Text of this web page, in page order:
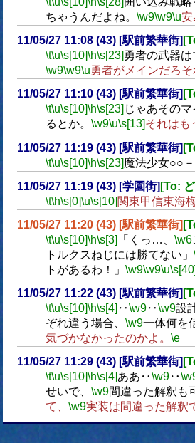
ちゃうんだよね。 \w9\w9\u安
11/05/27 11:08 (43) [駅前繁華街]
\t\u\s[10]\h\s[23] 勇者の武器
\w9\w9\u勇者がメインだろそ
11/05/27 11:10 (43) [駅前繁華街]
\t\u\s[10]\h\s[23] じゃあその
るとか。 \w9\u\s[13]それはも
11/05/27 11:19 (43) [駅前繁華街]
\t\u\s[10]\h\s[23]魔法少女○○－
11/05/27 11:19 (43) [学園街] [To:
\t\h\s[0]\u\s[10]関東甲信東海
11/05/27 11:20 (43) [駅前繁華街]
\t\u\s[10]\h\s[3] 「くっ…、 \w6
トルクスねじには勝てない」
トがあるわ！」 \w9\w9\u\s[40]
11/05/27 11:22 (43) [駅前繁華街]
\t\u\s[10]\h\s[4] ‥\w9‥\w9設
ぞれ違う場合、 \w9一体何を
気づかなかったのかよ。 \e
11/05/27 11:29 (43) [駅前繁華街]
\t\u\s[10]\h\s[4]ああ‥\w9‥
せいで、 \w9間違った解釈も
て、 \w9実装は間違った解釈